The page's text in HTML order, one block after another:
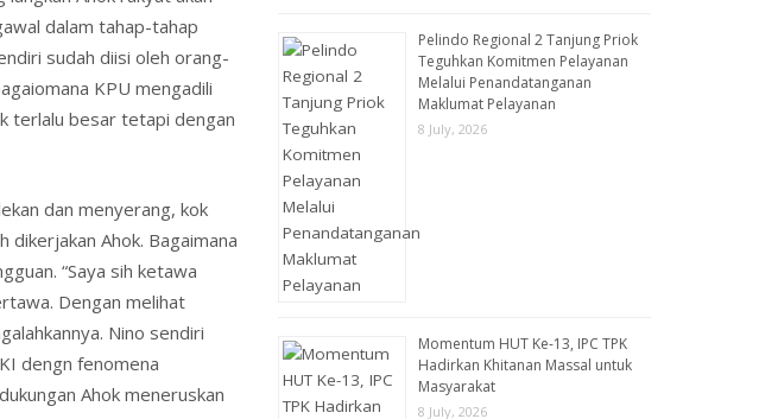
dalam tahap-tahap
sudah diisi oleh orang-
KPU mengadili
terlalu besar tetapi dengan
dan menyerang, kok
dikerjakan Ahok. Bagaimana
“Saya sih ketawa
Dengan melihat
Nino sendiri
dengn fenomena
Ahok meneruskan
Pelindo Regional 2 Tanjung Priok
Teguhkan Komitmen Pelayanan
Melalui Penandatanganan
Maklumat Pelayanan
8 July, 2026
Momentum HUT Ke-13, IPC TPK
Hadirkan Khitanan Massal untuk
Masyarakat
8 July, 2026